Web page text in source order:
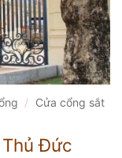
/
Cửa cổng sắt
Đức